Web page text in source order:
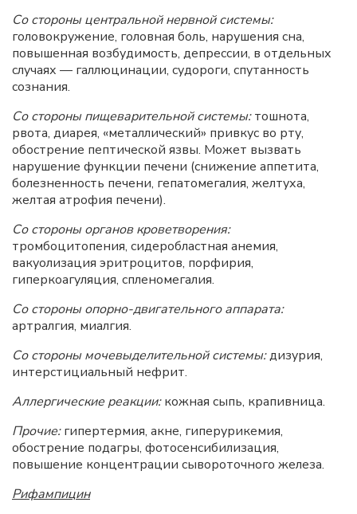
Со стороны центральной нервной системы:
головокружение, головная боль, нарушения сна,
повышенная возбудимость, депрессии, в отдельных
случаях — галлюцинации, судороги, спутанность
сознания.
Со стороны пищеварительной системы:тошнота,
рвота, диарея, «металлический» привкус во рту,
обострение пептической язвы. Может вызвать
нарушение функции печени (снижение аппетита,
болезненность печени, гепатомегалия, желтуха,
желтая атрофия печени).
Со стороны органов кроветворения:
тромбоцитопения, сидеробластная анемия,
вакуолизация эритроцитов, порфирия,
гиперкоагуляция, спленомегалия.
Со стороны опорно-двигательного аппарата:
артралгия, миалгия.
Со стороны мочевыделительной системы:дизурия,
интерстициальный нефрит.
Аллергические реакции:кожная сыпь, крапивница.
Прочие:гипертермия, акне, гиперурикемия,
обострение подагры, фотосенсибилизация,
повышение концентрации сывороточного железа.
Рифампицин